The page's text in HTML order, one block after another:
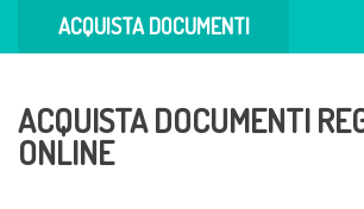
ACQUISTA DOCUMENTI
ACQUISTA DOCUMENTI
ONLINE